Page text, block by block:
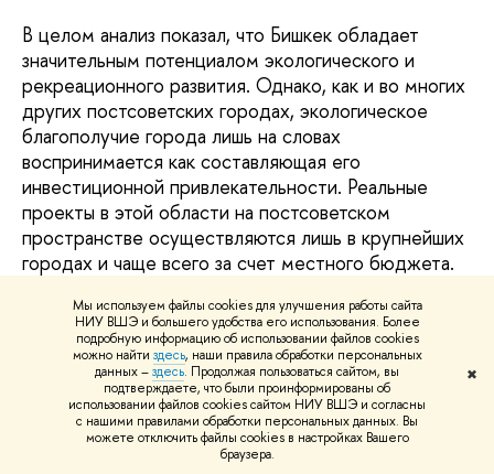
Мы используем файлы cookies для улучшения работы сайта
НИУ ВШЭ и большего удобства его использования. Более
подробную информацию об использовании файлов cookies
можно найти здесь, наши правила обработки персональных
данных –здесь. Продолжая пользоваться сайтом, вы
подтверждаете, что были проинформированы об
использовании файлов cookies сайтом НИУ ВШЭ и согласны
с нашими правилами обработки персональных данных. Вы
можете отключить файлы cookies в настройках Вашего
браузера.
✖
В целом анализ показал, что Бишкек обладает
значительным потенциалом экологического и
рекреационного развития. Однако, как и во многих
других постсоветских городах, экологическое
благополучие города лишь на словах
воспринимается как составляющая его
инвестиционной привлекательности. Реальные
проекты в этой области на постсоветском
пространстве осуществляются лишь в крупнейших
городах и чаще всего за счет местного бюджета.
сотрудничества между городскими властями,
бизнесом и местным сообществом возможно
преодоление этой ситуации.
Работая над концепцией развития Бишкека до
2040 г., мы пытались не просто предложить меры
по улучшению качества городской среды, но